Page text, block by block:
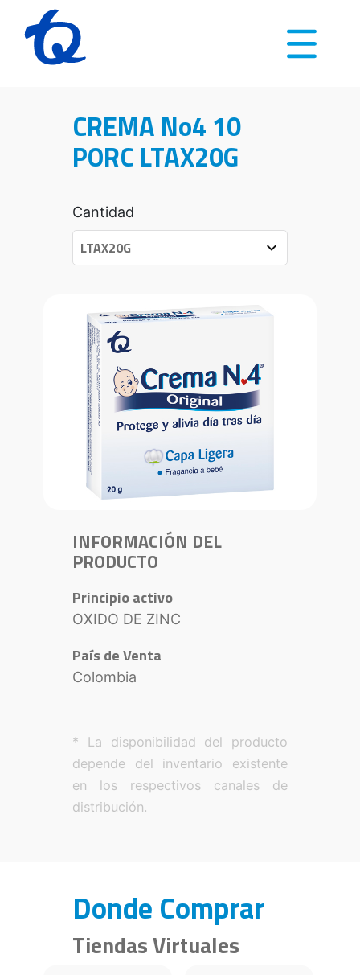
INFORMACIÓN DEL
PRODUCTO
Principio activo
OXIDO DE ZINC
País de Venta
Colombia
CREMA No4 10
PORC LTAX20G
Cantidad
* La disponibilidad del producto
depende del inventario existente
en los respectivos canales de
distribución.
Donde Comprar
Tiendas Virtuales